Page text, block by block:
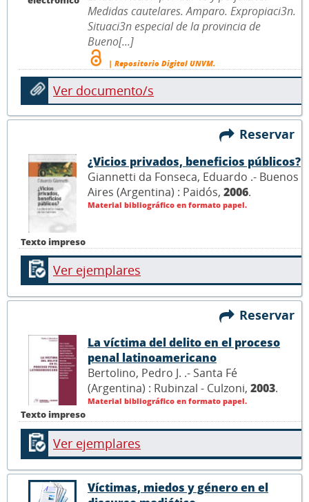
Medidas cautelares. Amparo. Expropiaci3n.
Situaci3n especial de la provincia de
Bueno[...]
| Repositorio Digital UNVM.
Ver documento/s
Reservar
Texto impreso
¿Vicios privados, beneficios públicos?
Giannetti da Fonseca, Eduardo .- Buenos
Aires (Argentina) : Paidós, 2006.
Material bibliográfico en formato papel.
Ver ejemplares
Reservar
Texto impreso
La víctima del delito en el proceso
penal latinoamericano
Bertolino, Pedro J. .- Santa Fé
(Argentina) : Rubinzal - Culzoni, 2003.
Material bibliográfico en formato papel.
Ver ejemplares
Víctimas, miedos y género en el